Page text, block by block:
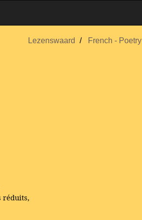
Lezenswaard French - Poetry
réduits,